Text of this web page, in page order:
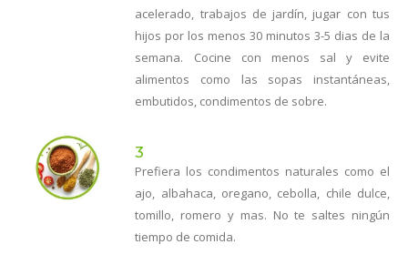
acelerado, trabajos de jardín, jugar con tus
hijos por los menos 30 minutos 3-5 dias de la
semana. Cocine con menos sal y evite
alimentos como las sopas instantáneas,
embutidos, condimentos de sobre.
3
Prefiera los condimentos naturales como el
ajo, albahaca, oregano, cebolla, chile dulce,
tomillo, romero y mas. No te saltes ningún
tiempo de comida.